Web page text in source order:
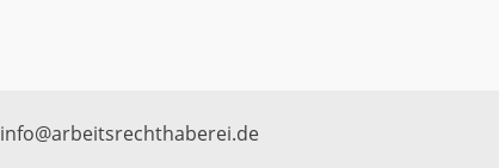
info@arbeitsrechthaberei.de